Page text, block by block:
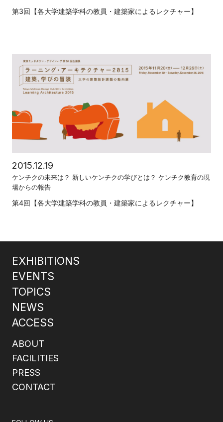
第3回【各大学建築学科の教員・建築家によるレクチャー】
2015.12.19
ケンチクの未来は？ 新しいケンチクの学びとは？ ケンチク教育の現
場からの報告
第4回【各大学建築学科の教員・建築家によるレクチャー】
EXHIBITIONS
EVENTS
TOPICS
NEWS
ACCESS
ABOUT
FACILITIES
PRESS
CONTACT